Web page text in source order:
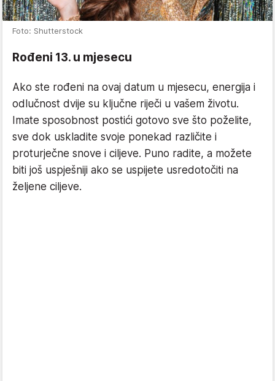
Foto: Shutterstock
Rođeni 13. u mjesecu
Ako ste rođeni na ovaj datum u mjesecu, energija i
odlučnost dvije su ključne riječi u vašem životu.
Imate sposobnost postići gotovo sve što poželite,
sve dok uskladite svoje ponekad različite i
proturječne snove i ciljeve. Puno radite, a možete
biti još uspješniji ako se uspijete usredotočiti na
željene ciljeve.